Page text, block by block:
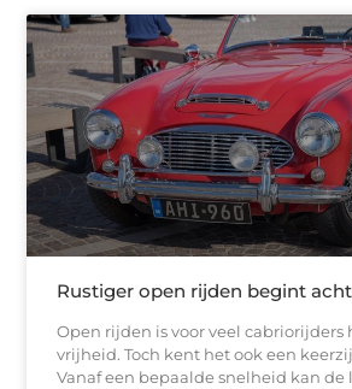
Rustiger open rijden begint
Open rijden is voor veel cabriorijders
vrijheid. Toch kent het ook een
Vanaf een bepaalde snelheid kan de